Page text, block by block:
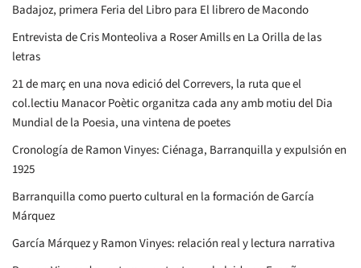
Badajoz, primera Feria del Libro para El librero de Macondo
Entrevista de Cris Monteoliva a Roser Amills en La Orilla de las
letras
21 de març en una nova edició del Correvers, la ruta que el
col.lectiu Manacor Poètic organitza cada any amb motiu del Dia
Mundial de la Poesia, una vintena de poetes
Cronología de Ramon Vinyes: Ciénaga, Barranquilla y expulsión en
1925
Barranquilla como puerto cultural en la formación de García
Márquez
García Márquez y Ramon Vinyes: relación real y lectura narrativa